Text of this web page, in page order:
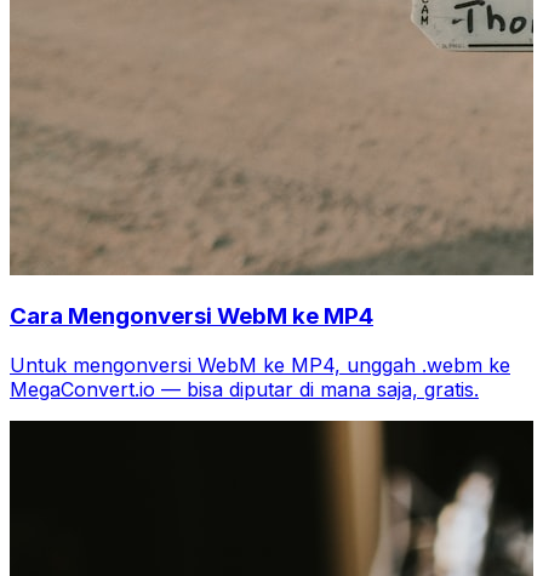
Cara Mengonversi WebM ke MP4
Untuk mengonversi WebM ke MP4, unggah .webm ke
MegaConvert.io — bisa diputar di mana saja, gratis.